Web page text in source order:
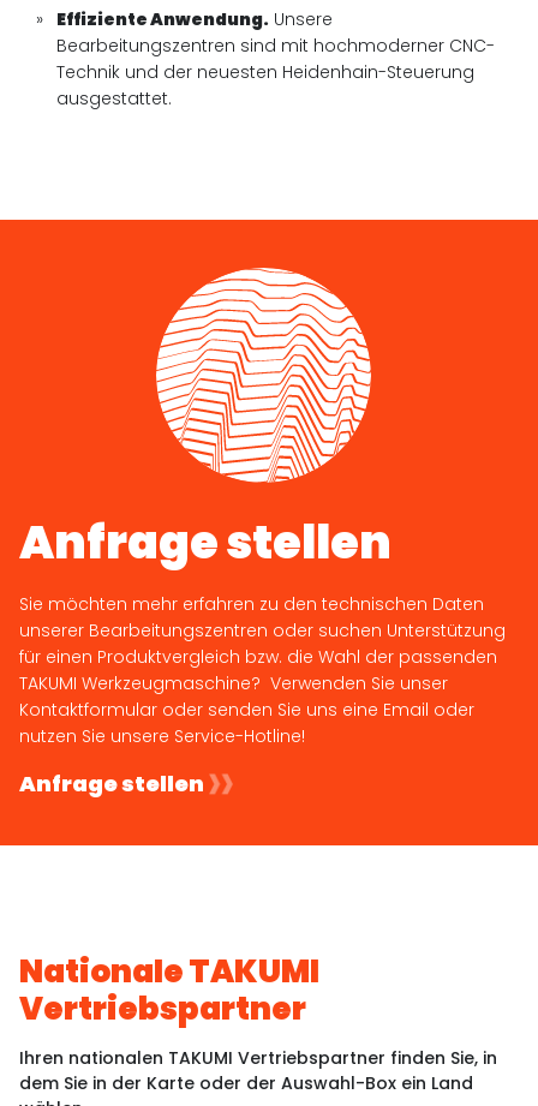
Effiziente Anwendung. Unsere
Bearbeitungszentren sind mit hochmoderner CNC-
Technik und der neuesten Heidenhain-Steuerung
ausgestattet.
Anfrage stellen
Sie möchten mehr erfahren zu den technischen Daten
unserer Bearbeitungszentren oder suchen Unterstützung
für einen Produktvergleich bzw. die Wahl der passenden
TAKUMI Werkzeugmaschine? Verwenden Sie unser
Kontaktformular oder senden Sie uns eine Email oder
nutzen Sie unsere Service-Hotline!
Anfrage stellen
Nationale TAKUMI
Vertriebspartner
Ihren nationalen TAKUMI Vertriebspartner finden Sie, in
dem Sie in der Karte oder der Auswahl-Box ein Land